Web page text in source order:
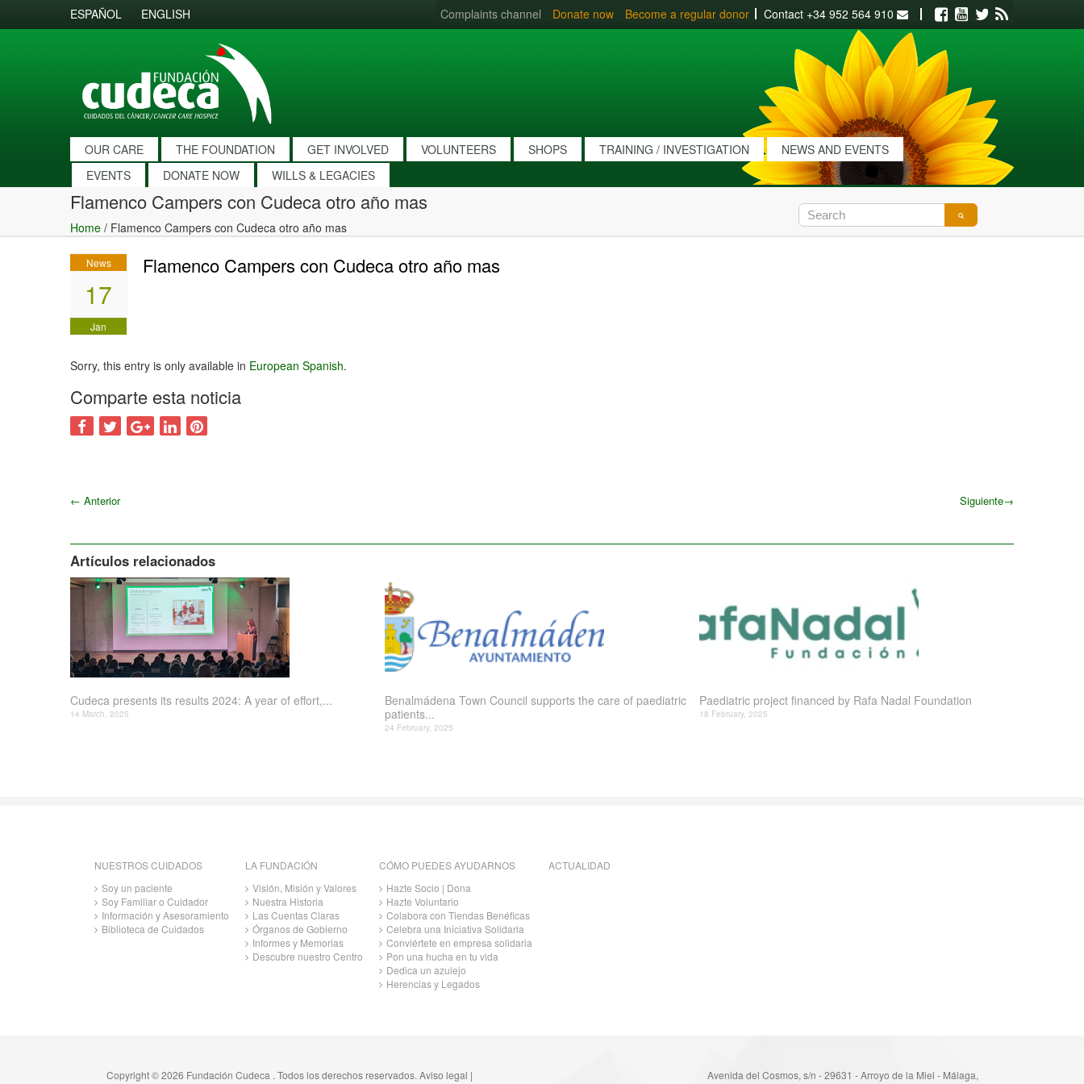
ESPAÑOL ENGLISH Complaints channel Donate now Become a regular donor Contact +34 952 564 910 Facebook
Youtube
Twitter
OUR CARE THE FOUNDATION GET INVOLVED VOLUNTEERS SHOPS TRAINING / INVESTIGATION
NEWS AND EVENTS
EVENTS
DONATE NOW WILLS & LEGACIES
Flamenco Campers con Cudeca otro año mas
Home / Flamenco Campers con Cudeca otro año mas
News
17
Jan
Flamenco Campers con Cudeca otro año mas
Sorry, this entry is only available in European Spanish.
Comparte esta noticia
← Anterior Siguiente→
Artículos relacionados
Cudeca presents its results 2024: A year of effort,...
14 March, 2025
Benalmádena Town Council supports the care of paediatric
patients...
24 February, 2025
Paediatric project financed by Rafa Nadal Foundation
18 February, 2025
NUESTROS CUIDADOS
Soy un paciente
Soy Familiar o Cuidador
Información y Asesoramiento
Biblioteca de Cuidados
LA FUNDACIÓN
Visión, Misión y Valores
Nuestra Historia
Las Cuentas Claras
Órganos de Gobierno
Informes y Memorias
Descubre nuestro Centro
CÓMO PUEDES AYUDARNOS
Hazte Socio | Dona
Hazte Voluntario
Colabora con Tiendas Benéficas
Celebra una Iniciativa Solidaria
Conviértete en empresa solidaria
Pon una hucha en tu vida
Dedica un azulejo
Herencias y Legados
ACTUALIDAD
Copyright © 2026 Fundación Cudeca . Todos los derechos reservados. Aviso legal |
Avenida del Cosmos, s/n - 29631 - Arroyo de la Miel - Málaga,